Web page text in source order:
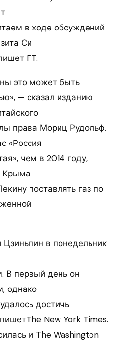
в ходе обсуждений
Си
FT.
это может быть
— сказал изданию
права Мориц Рудольф.
«Россия
чем в 2014 году,
Крыма
поставлять газ по
в понедельник
В первый день он
однако
достичь
New York Times.
и The Washington